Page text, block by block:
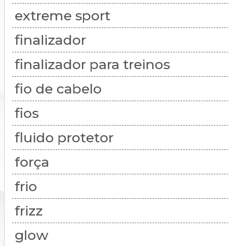
extreme sport
finalizador
finalizador para treinos
fio de cabelo
fios
fluido protetor
força
frio
frizz
glow